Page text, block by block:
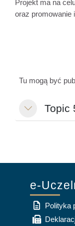
Projekt ma na
oraz promowanie
Tu mogą być
Свернуть
Topic
e-
Polityka